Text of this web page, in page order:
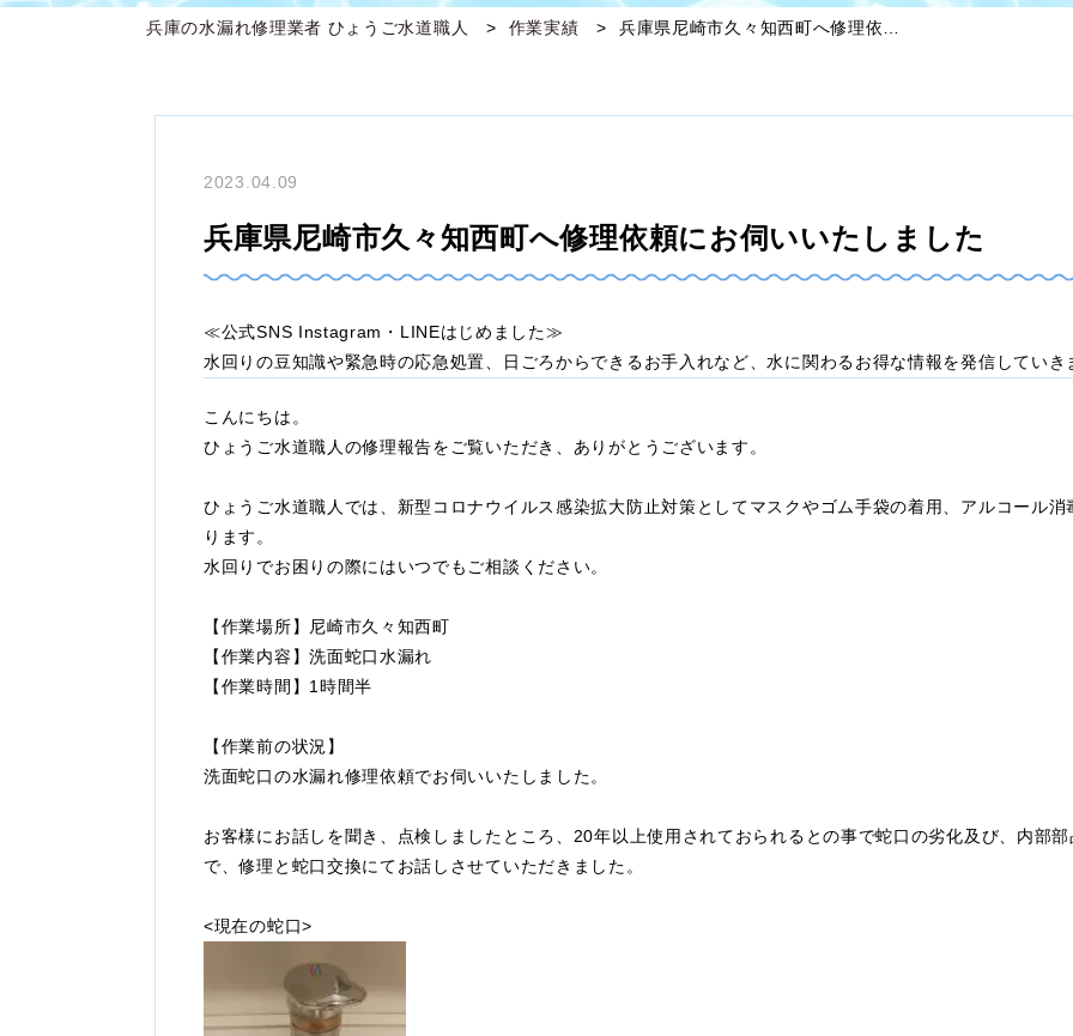
兵庫の水漏れ修理業者 ひょうご水道職人 作業実績 兵庫県尼崎市久々知西町へ修理依…
2023.04.09
兵庫県尼崎市久々知西町へ修理依頼にお伺いいたしました
≪公式SNS Instagram・LINEはじめました≫
水回りの豆知識や緊急時の応急処置、日ごろからできるお手入れなど、水に関わるお得な情報を発信してい
こんにちは。
ひょうご水道職人の修理報告をご覧いただき、ありがとうございます。
ひょうご水道職人では、新型コロナウイルス感染拡大防止対策としてマスクやゴム手袋の着用、アルコール
ります。
水回りでお困りの際にはいつでもご相談ください。
【作業場所】尼崎市久々知西町
【作業内容】洗面蛇口水漏れ
【作業時間】1時間半
【作業前の状況】
洗面蛇口の水漏れ修理依頼でお伺いいたしました。
お客様にお話しを聞き、点検しましたところ、20年以上使用されておられるとの事で蛇口の劣化及び、内部
で、修理と蛇口交換にてお話しさせていただきました。
<現在の蛇口>